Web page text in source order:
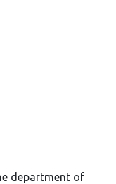
department of